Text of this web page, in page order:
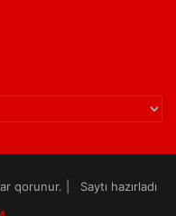
qorunur. | Saytı hazırladı